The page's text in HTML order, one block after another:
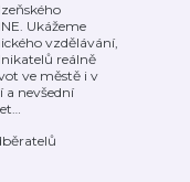
Ukážeme
vzdělávání,
reálně
ve městě i v
a nevšední
…